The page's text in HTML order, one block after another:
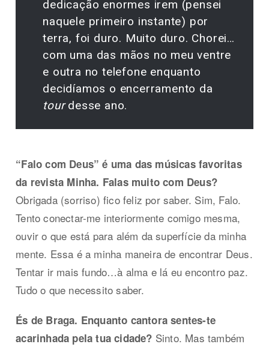
dedicação enormes irem (pensei
naquele primeiro instante) por
terra, foi duro. Muito duro. Chorei…
com uma das mãos no meu ventre
e outra no telefone enquanto
decidíamos o encerramento da
tourdesse ano.
“Falo com Deus” é uma das músicas favoritas
da revista Minha. Falas muito com Deus?
Obrigada (sorriso) fico feliz por saber. Sim, Falo.
Tento conectar-me interiormente comigo mesma,
ouvir o que está para além da superfície da minha
mente. Essa é a minha maneira de encontrar Deus.
Tentar ir mais fundo…à alma e lá eu encontro paz.
Tudo o que necessito saber.
És de Braga. Enquanto cantora sentes-te
acarinhada pela tua cidade? Sinto. Mas também